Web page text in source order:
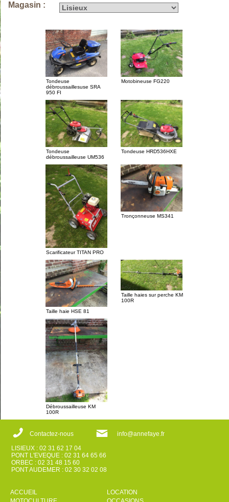
Magasin :
Tondeuse
débroussaillesuse SRA
950 FI
Motobineuse FG220
Tondeuse
débroussailleuse UM536
Tondeuse HRD536HXE
Scarificateur TITAN PRO
Tronçonneuse MS341
Taille haie HSE 81
Taille haies sur perche KM
100R
Débroussailleuse KM
100R
Contactez-nous
info@annefaye.fr
LISIEUX : 02 31 62 17 04
PONT L'EVEQUE : 02 31 64 65 66
ORBEC : 02 31 48 15 60
PONT AUDEMER : 02 30 32 02 08
ACCUEIL
LOCATION